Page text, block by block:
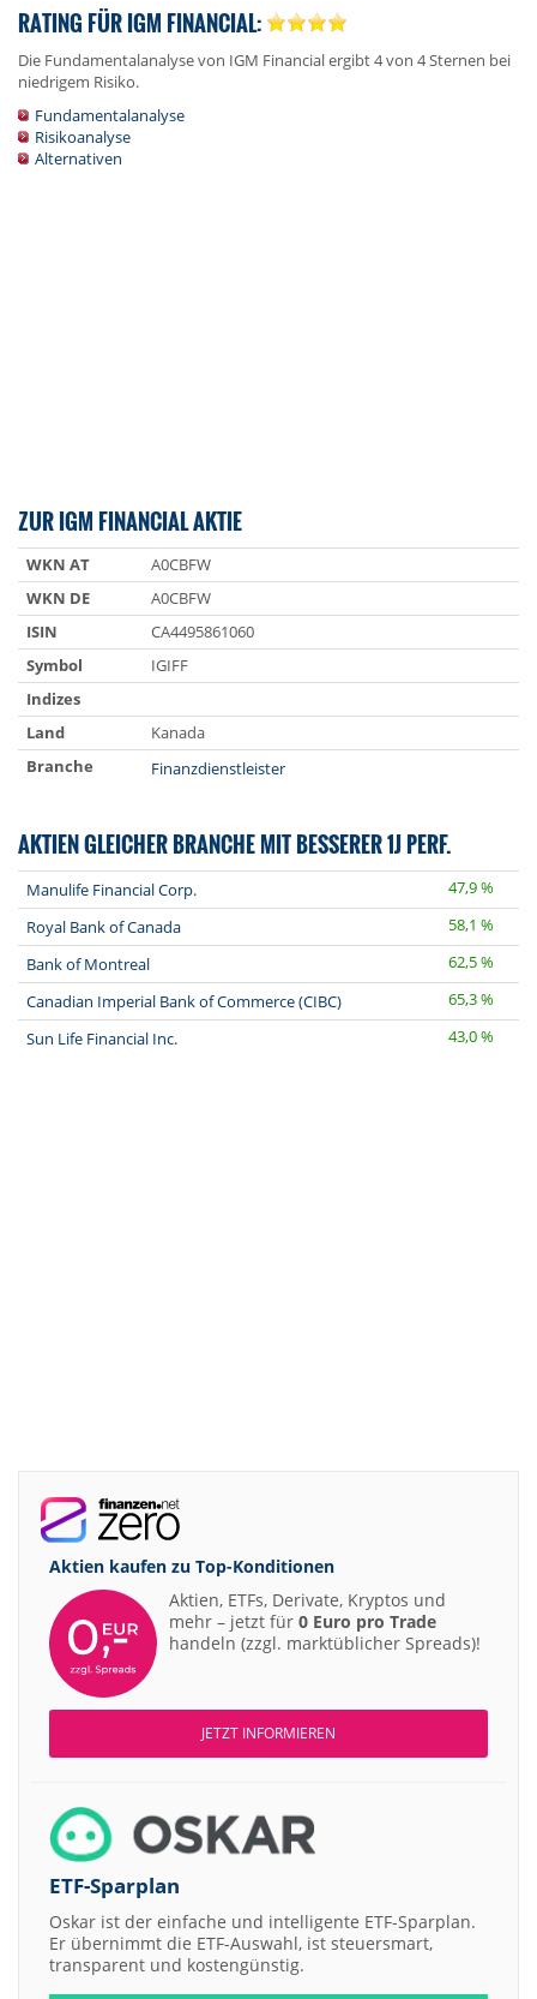
RATING FÜR IGM FINANCIAL:
Die Fundamentalanalyse von IGM Financial ergibt 4 von 4 Sternen bei
niedrigem Risiko.
Fundamentalanalyse
Risikoanalyse
Alternativen
ZUR IGM FINANCIAL AKTIE
WKN AT
A0CBFW
WKN DE
A0CBFW
ISIN
CA4495861060
Symbol
IGIFF
Indizes
Land
Kanada
Branche
Finanzdienstleister
AKTIEN GLEICHER BRANCHE MIT BESSERER 1J PERF.
Manulife Financial Corp.
47,9 %
Royal Bank of Canada
58,1 %
Bank of Montreal
62,5 %
Canadian Imperial Bank of Commerce (CIBC)
65,3 %
Sun Life Financial Inc.
43,0 %
Aktien kaufen zu Top-Konditionen
Aktien, ETFs, Derivate, Kryptos und
mehr – jetzt für 0 Euro pro Trade
handeln (zzgl. marktüblicher Spreads)!
JETZT INFORMIEREN
ETF-Sparplan
Oskar ist der einfache und intelligente ETF-Sparplan.
Er übernimmt die ETF-Auswahl, ist steuersmart,
transparent und kostengünstig.